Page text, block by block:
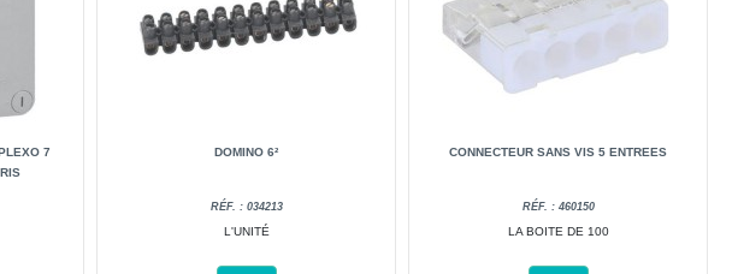
7
DOMINO 6²
RÉF. : 034213
L'UNITÉ
CONNECTEUR SANS VIS 5 ENTREES
RÉF. : 460150
LA BOITE DE 100